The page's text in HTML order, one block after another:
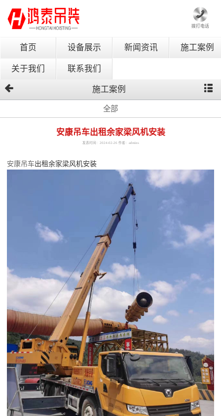
拨打电话
首页 设备展示 新闻资讯 施工案例
关于我们 联系我们
施工案例
全部
安康吊车出租余家梁风机安装
发表时间：2024-02-26 作者：admins
安康吊车出租余家梁风机安装